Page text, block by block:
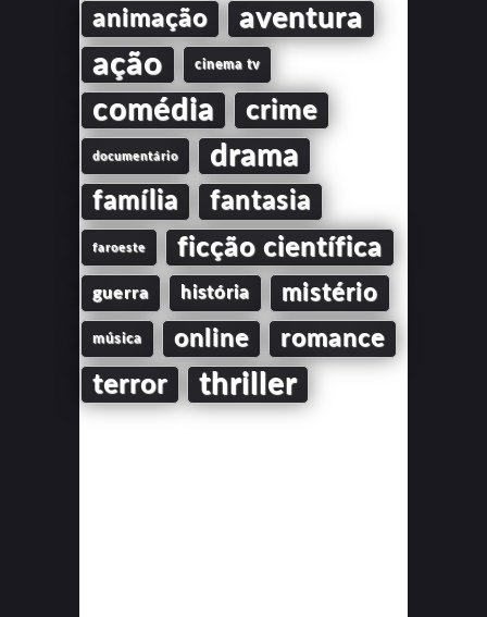
animação aventura
ação cinema tv
comédia crime
documentário drama
família fantasia
faroeste ficção científica
guerra história mistério
música online romance
terror thriller